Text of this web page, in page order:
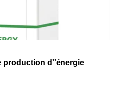
production d''énergie